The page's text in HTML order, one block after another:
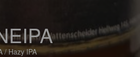
/ Hazy IPA